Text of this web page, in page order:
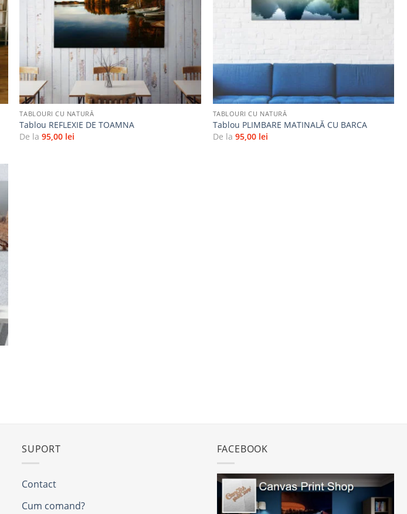
+
TABLOURI CU NATURĂ
Tablou REFLEXIE DE TOAMNA
De la95,00 lei
+
TABLOURI CU NATURĂ
Tablou PLIMBARE MATINALĂ CU BARCA
De la 95,00 lei
SUPORT
Contact
Cum comand?
FACEBOOK